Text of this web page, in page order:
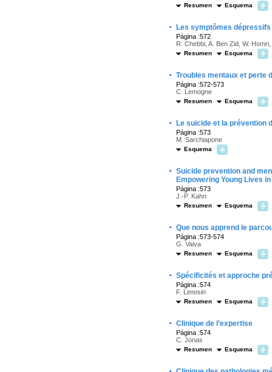
Resumen Esquema
· Les symptômes
Página :572
R. Chebbi, A. Ben Zid, W.
Resumen Esquema
· Troubles mentaux et perte
Página :572-573
C. Lemogne
Resumen Esquema
· Le suicide et la prévention
Página :573
M. Sarchiapone
Esquema
· Suicide prevention and
Empowering Young Lives
Página :573
J.-P. Kahn
Resumen Esquema
· Que nous apprend le
Página :573-574
G. Vaiva
Resumen Esquema
· Spécificités et approche
Página :574
F. Limosin
Resumen Esquema
· Clinique de l’expertise
Página :574
C. Jonas
Resumen Esquema